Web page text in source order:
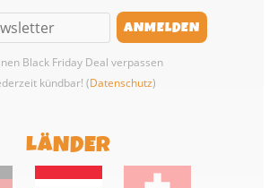
Black Friday Deal verpassen
kündbar! (Datenschutz)
LÄNDER